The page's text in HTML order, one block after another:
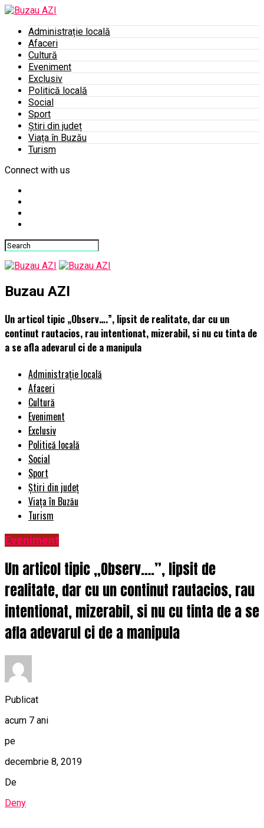
Administrație locală
Afaceri
Cultură
Eveniment
Exclusiv
Politică locală
Social
Sport
Știri din județ
Viața în Buzău
Turism
Connect with us
Buzau AZI
Un articol tipic „Observ….”, lipsit de realitate, dar cu un
continut rautacios, rau intentionat, mizerabil, si nu cu tinta de
a se afla adevarul ci de a manipula
Administrație locală
Afaceri
Cultură
Eveniment
Exclusiv
Politică locală
Social
Sport
Știri din județ
Viața în Buzău
Turism
Eveniment
Un articol tipic „Observ….”, lipsit de
realitate, dar cu un continut rautacios, rau
intentionat, mizerabil, si nu cu tinta de a se
afla adevarul ci de a manipula
Publicat
acum 7 ani
pe
decembrie 8, 2019
De
Deny